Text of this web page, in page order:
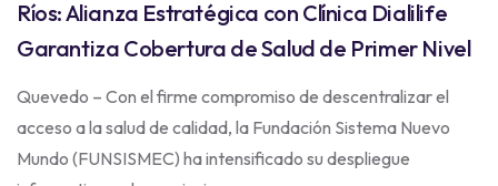
Ríos: Alianza Estratégica con Clínica Dialilife
Garantiza Cobertura de Salud de Primer Nivel
Quevedo – Con el firme compromiso de descentralizar el
acceso a la salud de calidad, la Fundación Sistema Nuevo
Mundo (FUNSISMEC) ha intensificado su despliegue